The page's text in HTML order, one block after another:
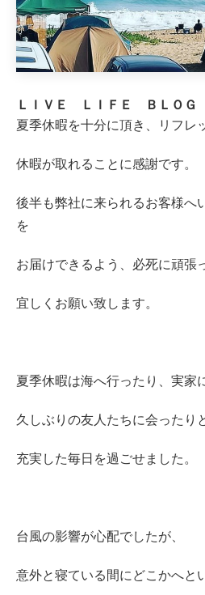
ＬＩＶＥ ＬＩＦＥ ＢＬＯＧ
夏季休暇を十分に頂き、リフレ
休暇が取れることに感謝です。
後半も弊社に来られるお客様へ
を
お届けできるよう、必死に頑張
宜しくお願い致します。
夏季休暇は海へ行ったり、実家
久しぶりの友人たちに会ったり
充実した毎日を過ごせました。
台風の影響が心配でしたが、
意外と寝ている間にどこかへと